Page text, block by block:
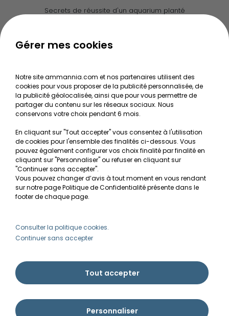
Secrets de réussite d'un aquarium planté
Le journal d'Ammannia
Recherche de Notices de produits
Mentions légales
Conditions générales de vente
RGPD
MON COMPTE
Avantages
Créer un compte client
Besoin d'aide ?
Gérer mes cookies
Notre site ammannia.com et nos partenaires utilisent des
cookies pour vous proposer de la publicité personnalisée, de
la publicité géolocalisée, ainsi que pour vous permettre de
partager du contenu sur les réseaux sociaux. Nous
conservons votre choix pendant 6 mois.
En cliquant sur "Tout accepter" vous consentez à l'utilisation
de cookies pour l'ensemble des finalités ci-dessous. Vous
pouvez également configurer vos choix finalité par finalité en
cliquant sur "Personnaliser" ou refuser en cliquant sur
"Continuer sans accepter".
Vous pouvez changer d’avis à tout moment en vous rendant
sur notre page Politique de Confidentialité présente dans le
footer de chaque page.
Consulter la politique cookies.
Continuer sans accepter
Tout accepter
Personnaliser